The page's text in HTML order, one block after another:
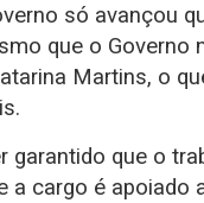
só avançou
que o Governo
Martins, o
garantido que o
cargo é apoiado